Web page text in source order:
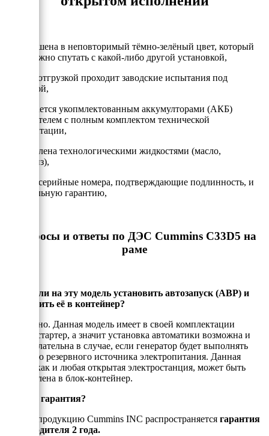
- Выкрашена в неповторимый тёмно-зелёный цвет, который
невозможно спутать с какой-либо другой установкой,
- Перед отгрузкой проходит заводские испытания под
нагрузкой,
- Передается укопмлектованным аккумулторами (АКБ)
и глушителем с полным комплектом технической
документации,
- Заправлена технологическими жидкостями (масло,
антифриз),
- Имеет серийные номера, подтверждающие подлинность, и
официальную гарантию,
Вопросы и ответы по ДЭС Cummins C33D5 на
раме
Можно ли на эту модель установить автозапуск (АВР) и
установить её в контейнер?
Да, можно. Данная модель имеет в своей комплектации
электростартер, а значит установка автоматики возможна и
даже желательна в случае, если генератор будет выполнять
функцию резервного источника электропитания. Данная
модель,как и любая открытая электростанция, может быть
установлена в блок-контейнер.
Есть ли гарантия?
На всю продукцию Cummins INC распространяется гарантия
производителя 2 года.